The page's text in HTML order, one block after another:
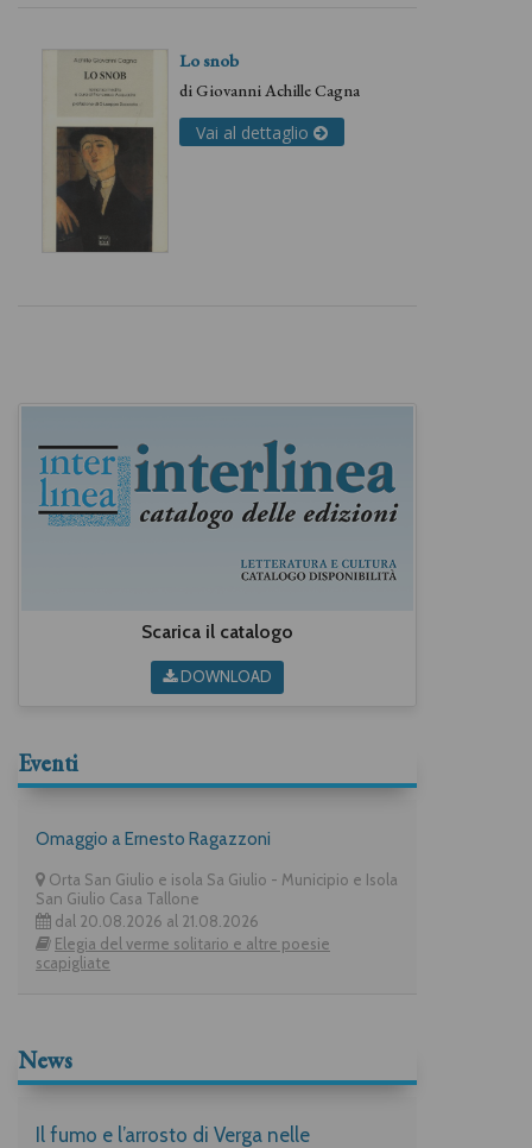
Lo snob
diGiovanni Achille Cagna
Vai al dettaglio
Scarica il catalogo
DOWNLOAD
Eventi
Omaggio a Ernesto Ragazzoni
Orta San Giulio e isola Sa Giulio - Municipio e Isola
San Giulio Casa Tallone
dal 20.08.2026 al 21.08.2026
Elegia del verme solitario e altre poesie
scapigliate
News
Il fumo e l’arrosto di Verga nelle